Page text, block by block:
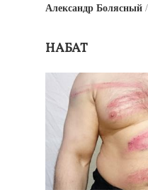
Александр Болясный
НАБАТ